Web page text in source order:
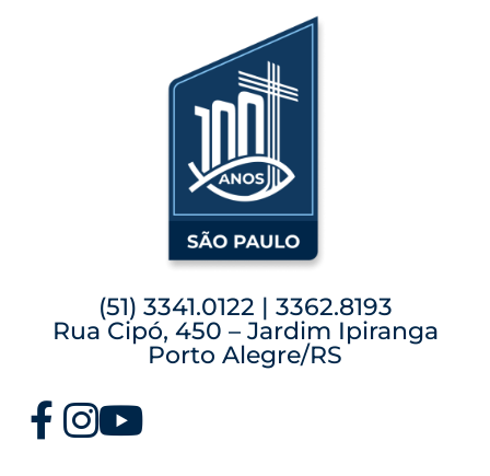
(51) 3341.0122 | 3362.8193
Rua Cipó, 450 – Jardim Ipiranga
Porto Alegre/RS